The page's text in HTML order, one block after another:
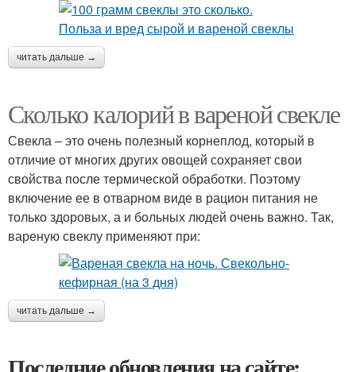
читать дальше →
Сколько калорий в вареной свекле
Свекла – это очень полезный корнеплод, который в
отличие от многих других овощей сохраняет свои
свойства после термической обработки. Поэтому
включение ее в отварном виде в рацион питания не
только здоровых, а и больных людей очень важно. Так,
вареную свеклу применяют при:
читать дальше →